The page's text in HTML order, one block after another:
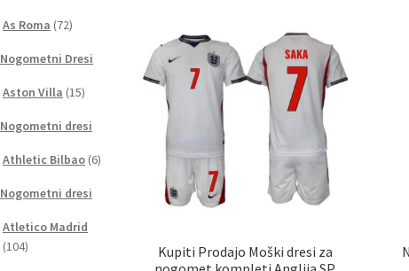
Možnosti
lahko
izberete
na
strani
izdelka
Kupiti Prodajo Moški dresi za
As Roma 7272
Nogometni Dresi
Aston Villa 1515
Nogometni dresi
Athletic Bilbao 66
Nogometni dresi
Atletico Madrid
104104